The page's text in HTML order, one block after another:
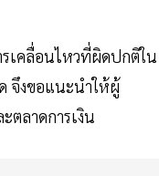
เคลื่อนไหวที่ผิดปกติใน
จึงขอแนะนำให้ผู้
ตลาดการเงิน